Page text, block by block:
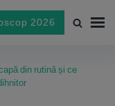
2026
din rutină și ce